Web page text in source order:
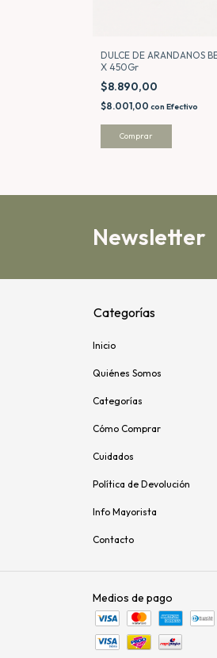
DULCE DE ARANDANOS
X 450Gr
$8.890,00
$8.001,00 con Efectivo
Newsletter
Categorías
Inicio
Quiénes Somos
Categorías
Cómo Comprar
Cuidados
Política de Devolución
Info Mayorista
Contacto
Medios de pago